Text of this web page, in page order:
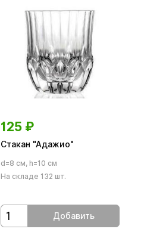
125 ₽
Стакан "Адажио"
d=8 см, h=10 см
На складе 132 шт.
Добавить